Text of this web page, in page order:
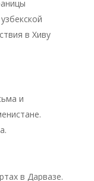
в Хиву
и
в Дарвазе.